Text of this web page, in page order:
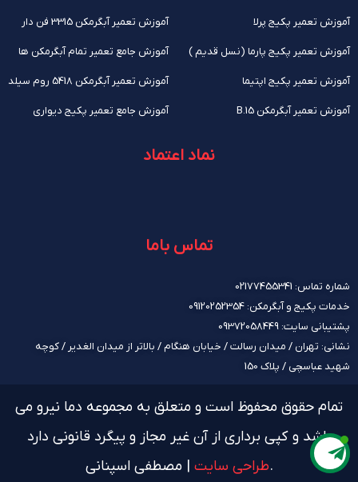
آموزش تعمیر پکیج پرلا
آموزش تعمیر پکیج پارما (نسل قدیم )
آموزش تعمیر پکیج اپتیما
آموزش تعمیر آبگرمکن B.15
آموزش تعمیر آبگرمکن 3315 فن دار
آموزش جامع تعمیر تمام آبگرمکن ها
آموزش تعمیر آبگرمکن 5418 روم سیلد
آموزش جامع تعمیر پکیج دیواری
نماد اعتماد
تماس باما
شماره تماس: 02177455341
خدمات پکیج و آبگرمکن: 09120252354
پشتیبانی سایت: 09372058449
نشانی: تهران / میدان رسالت / خیابان هنگام / بالاتر از میدان الغدیر / کوچه
شهید عباسچی / پلاک 150
تمام حقوق محفوظ است و متعلق به مجموعه دما نیرو می
باشد و کپی برداری از آن غیر مجاز و پیگرد قانونی دارد
.طراحی سایت | مصطفی اسپنانی